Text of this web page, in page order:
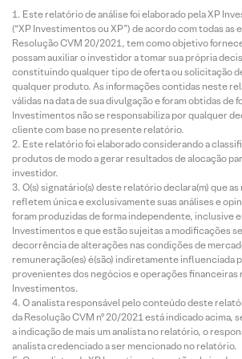
(Crédit
o):
Lavvi
S.A.
na
Renda
Fixa –
Agosto/
2026
|
Este relatório de análise foi elaborado pela XP
(“XP Investimentos ou XP”) de acordo com todas as
Resolução CVM 20/2021, tem como objetivo
possam auxiliar o investidor a tomar sua própria
constituindo qualquer tipo de oferta ou solicitação
qualquer produto. As informações contidas neste
válidas na data de sua divulgação e foram obtidas de
Investimentos não se responsabiliza por qualquer
cliente com base no presente relatório.
Este relatório foi elaborado considerando a
produtos de modo a gerar resultados de alocação
investidor.
O(s) signatário(s) deste relatório declara(m) que
refletem única e exclusivamente suas análises e
foram produzidas de forma independente, inclusive
Investimentos e que estão sujeitas a modificações
decorrência de alterações nas condições de
remuneração(es) é(são) indiretamente influenciada
provenientes dos negócios e operações financeiras
Investimentos.
O analista responsável pelo conteúdo deste
da Resolução CVM nº 20/2021 está indicado acima,
a indicação de mais um analista no relatório, o
analista credenciado a ser mencionado no relatório.